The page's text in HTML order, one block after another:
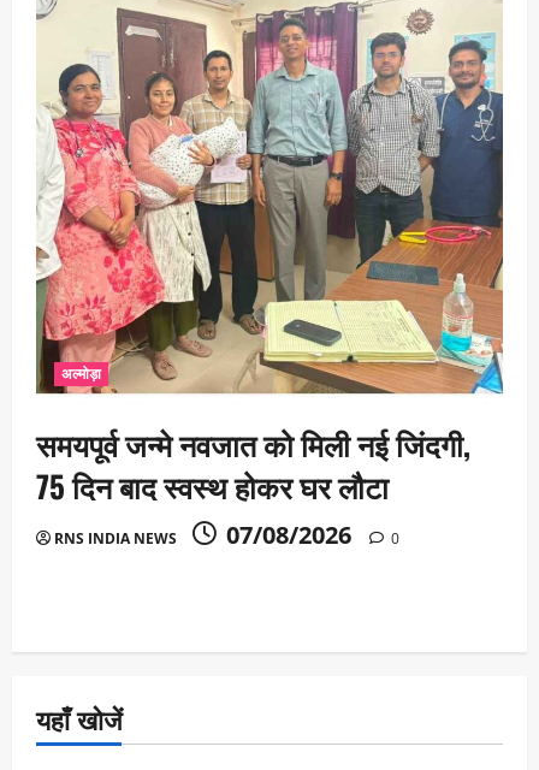
अल्मोड़ा
समयपूर्व जन्मे नवजात को मिली नई जिंदगी,
75 दिन बाद स्वस्थ होकर घर लौटा
RNS INDIA NEWS 07/08/2026 0
यहाँ खोजें